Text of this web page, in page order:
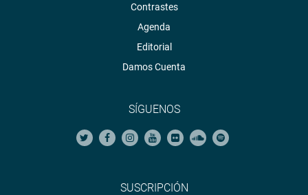
Contrastes
Agenda
Editorial
Damos Cuenta
SÍGUENOS
SUSCRIPCIÓN